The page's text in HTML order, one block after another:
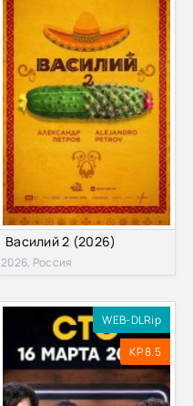
Василий 2 (2026)
2026, Россия
WEB-DLRip
KP 8.5